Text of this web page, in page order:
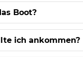
Boot?
ich ankommen?